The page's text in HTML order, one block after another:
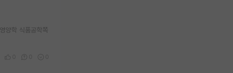
양학 식품공학쪽